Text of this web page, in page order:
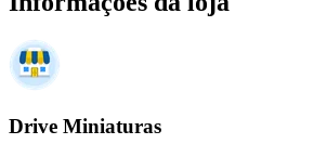
Drive Miniaturas